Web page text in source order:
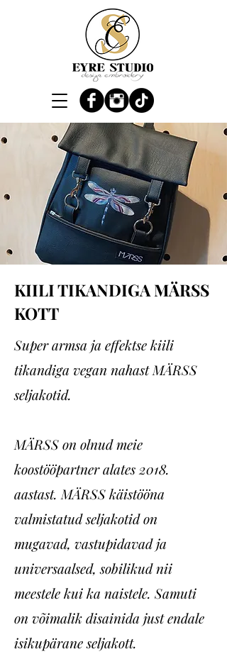
KIILI TIKANDIGA MÄRSS
KOTT
Super armsa ja effektse kiili
tikandiga vegan nahast MÄRSS
seljakotid.
MÄRSS on olnud meie
koostööpartner alates 2018.
aastast. MÄRSS käistööna
valmistatud seljakotid on
mugavad, vastupidavad ja
universaalsed, sobilikud nii
meestele kui ka naistele. Samuti
on võimalik disainida just endale
isikupärane seljakott.